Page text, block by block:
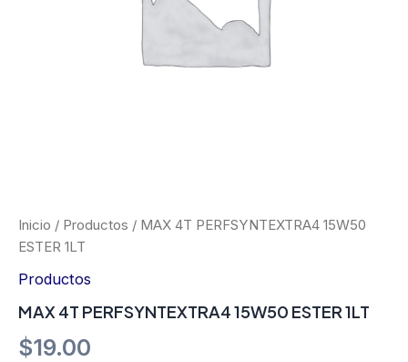
Inicio / Productos / MAX 4T PERFSYNTEXTRA4 15W50
ESTER 1LT
Productos
MAX 4T PERFSYNTEXTRA4 15W50 ESTER 1LT
$19.00